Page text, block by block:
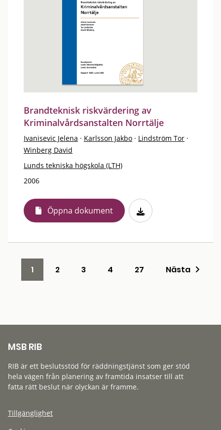
Brandteknisk riskvärdering av
Kriminalvårdsanstalten Norrtälje
Ivanisevic Jelena · Karlsson Jakbo · Lindström Tor ·
Winberg David
Lunds tekniska högskola (LTH)
2006
Öppna dokument
1 2 3 4 27 Nästa
MSB RIB
RIB är ett beslutsstöd för räddningstjänst som ger stöd
hela vägen från planering av framtida insatser till att
fatta rätt beslut när olyckan är framme.
Tillgänglighet